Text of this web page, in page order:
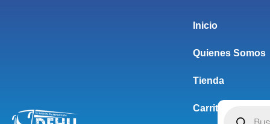
Inicio
Quienes Somos
Tienda
Carrito